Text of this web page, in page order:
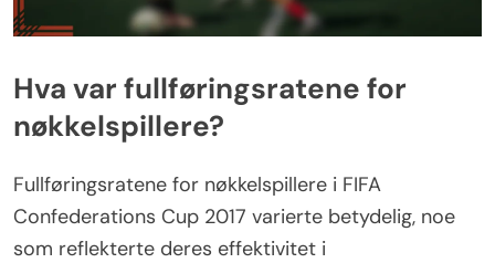
Hva var fullføringsratene for
nøkkelspillere?
Fullføringsratene for nøkkelspillere i FIFA
Confederations Cup 2017 varierte betydelig, noe
som reflekterte deres effektivitet i